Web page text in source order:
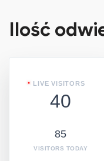
Ilość
LIVE VISITORS
40
85
VISITORS TODAY